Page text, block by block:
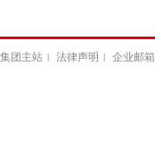
集团主站 法律声明 企业邮箱